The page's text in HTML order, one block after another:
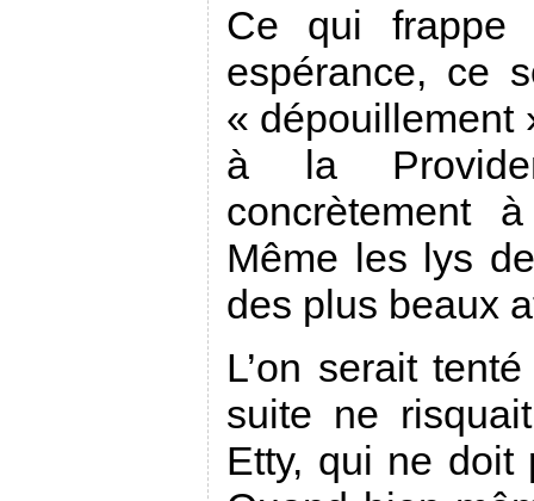
Ce qui frappe
espérance, ce
« dépouillement
à la
concrètement
Même les lys
des plus beaux
L’on serait
suite ne
Etty, qui ne doit